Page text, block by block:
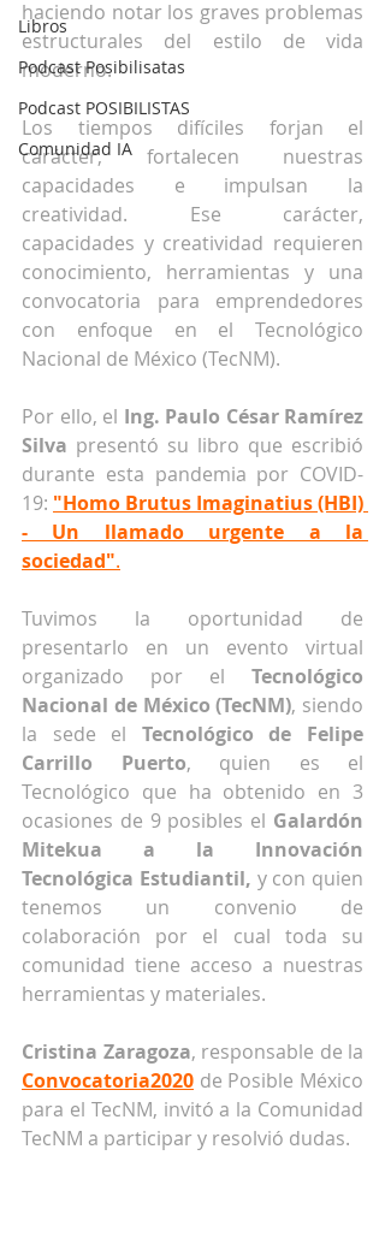
Libros
Podcast Posibilisatas
Podcast POSIBILISTAS
Comunidad IA
haciendo notar los graves problemas
estructurales del estilo de vida
moderno.
Los tiempos difíciles forjan el
carácter, fortalecen nuestras
capacidades e impulsan la
creatividad. Ese carácter,
capacidades y creatividad requieren
conocimiento, herramientas y una
convocatoria para emprendedores
con enfoque en el Tecnológico
Nacional de México (TecNM).
Por ello, el Ing. Paulo César Ramírez
Silva presentó su libro que escribió
durante esta pandemia por COVID-
19: "Homo Brutus Imaginatius (HBI)
- Un llamado urgente a la
sociedad".
Tuvimos la oportunidad de
presentarlo en un evento virtual
organizado por el Tecnológico
Nacional de México (TecNM), siendo
la sede el Tecnológico de Felipe
Carrillo Puerto, quien es el
Tecnológico que ha obtenido en 3
ocasiones de 9 posibles el Galardón
Mitekua a la Innovación
Tecnológica Estudiantil, y con quien
tenemos un convenio de
colaboración por el cual toda su
comunidad tiene acceso a nuestras
herramientas y materiales.
Cristina Zaragoza
Convocatoria2020 de Posible México
para el TecNM, invitó a la Comunidad
TecNM a participar y resolvió dudas.